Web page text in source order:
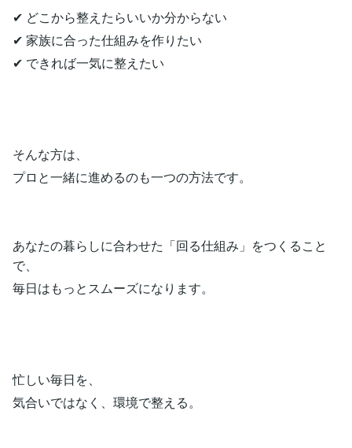
✔ どこから整えたらいいか分からない
✔ 家族に合った仕組みを作りたい
✔ できれば一気に整えたい
そんな方は、
プロと一緒に進めるのも一つの方法です。
あなたの暮らしに合わせた「回る仕組み」をつくること
で、
毎日はもっとスムーズになります。
忙しい毎日を、
気合いではなく、環境で整える。